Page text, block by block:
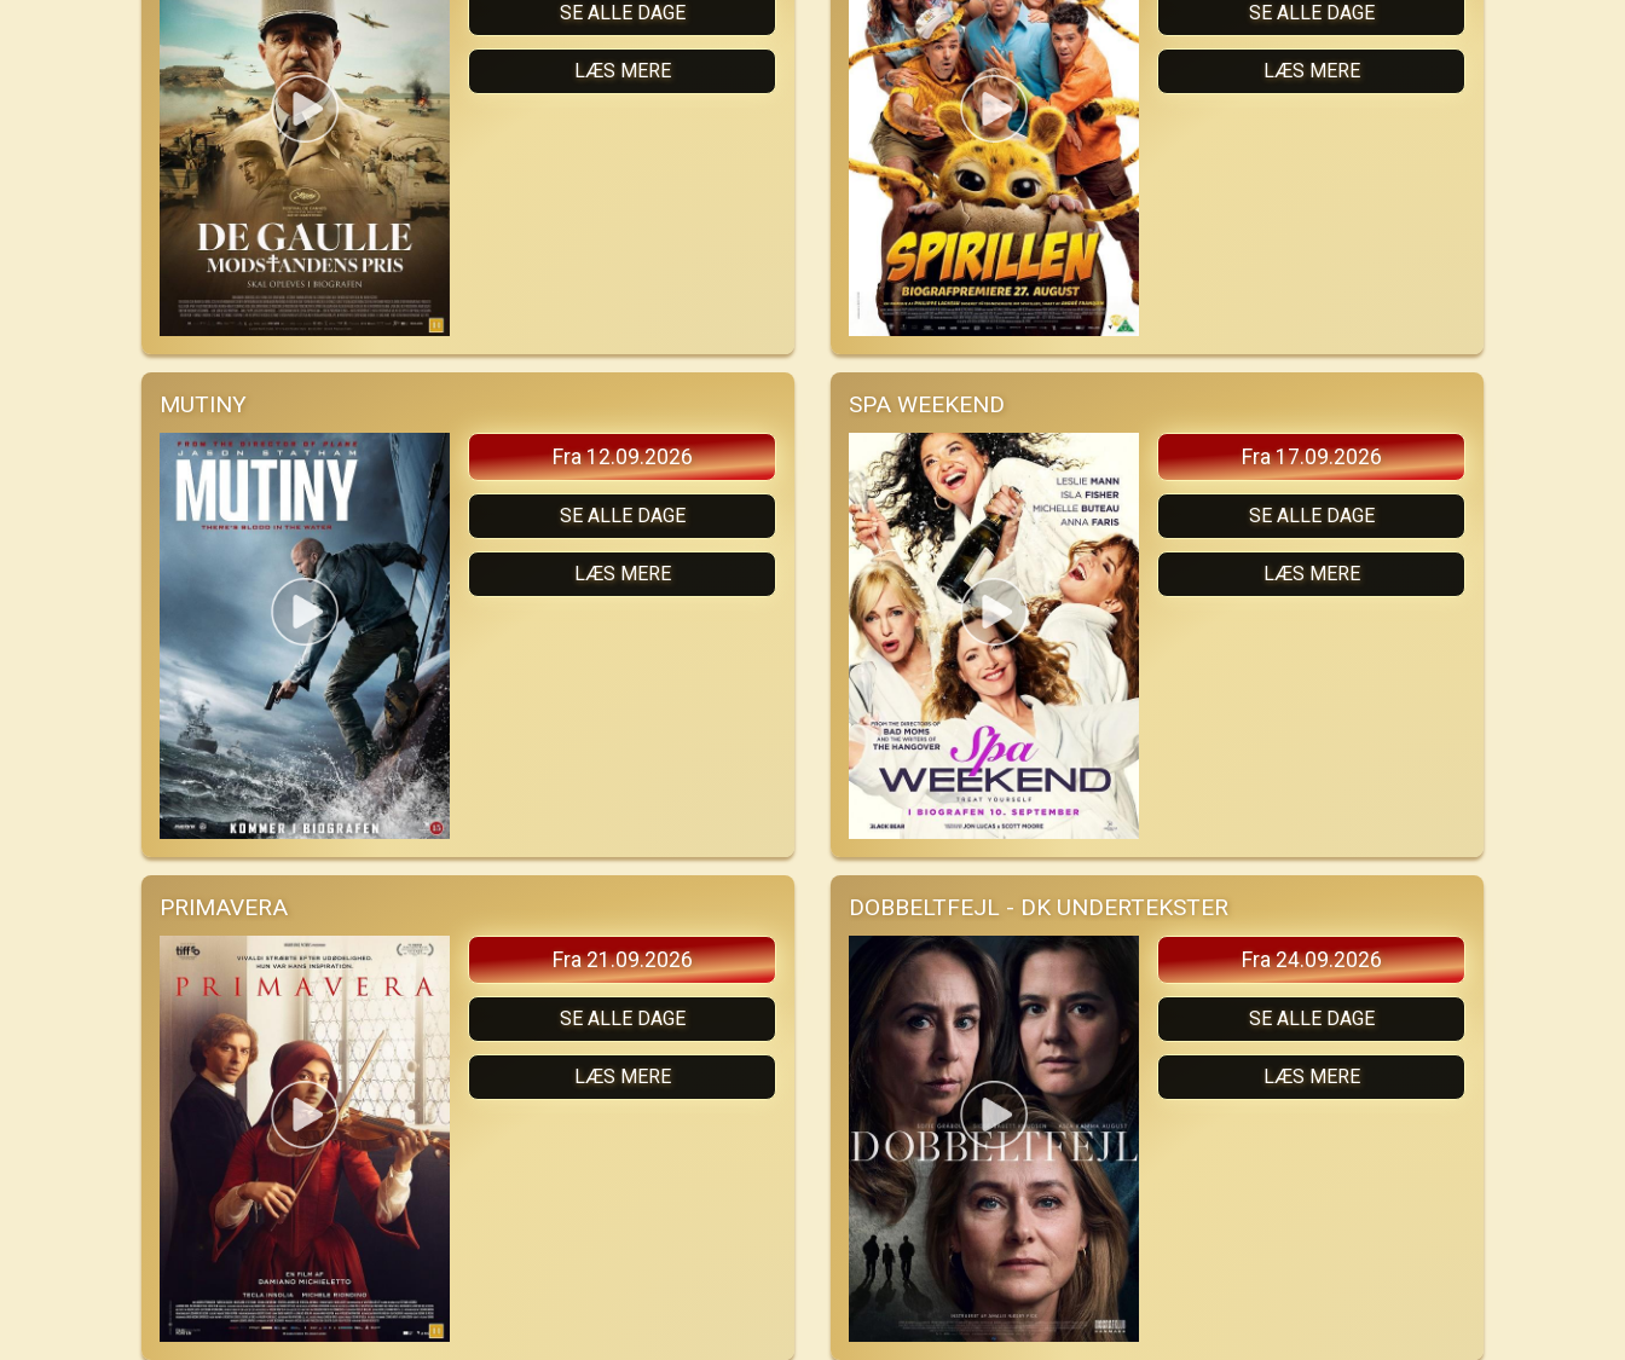
SE ALLE DAGE
LÆS MERE
SE ALLE DAGE
LÆS MERE
MUTINY
Fra 12.09.2026
SE ALLE DAGE
LÆS MERE
SPA WEEKEND
Fra 17.09.2026
SE ALLE DAGE
LÆS MERE
PRIMAVERA
Fra 21.09.2026
SE ALLE DAGE
LÆS MERE
DOBBELTFEJL - DK UNDERTEKSTER
Fra 24.09.2026
SE ALLE DAGE
LÆS MERE